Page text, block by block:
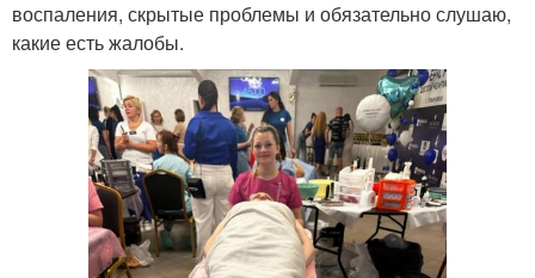
воспаления, скрытые проблемы и обязательно слушаю,
какие есть жалобы.